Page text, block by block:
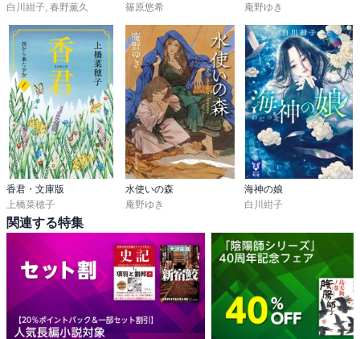
白川紺子, 春野薫久
篠原悠希
庵野ゆき
香君・文庫版
上橋菜穂子
水使いの森
庵野ゆき
海神の娘
白川紺子
関連する特集